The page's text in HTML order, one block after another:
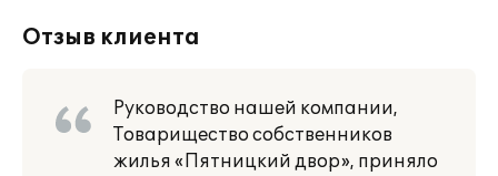
Отзыв клиента
Руководство нашей компании,
Товарищество собственников
жилья «Пятницкий двор», приняло